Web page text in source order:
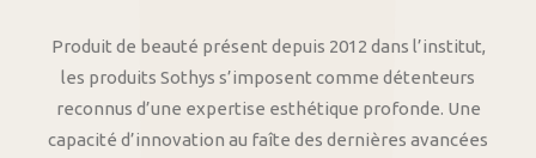
Produit de beauté présent depuis 2012 dans l’institut,
les produits Sothys s’imposent comme détenteurs
reconnus d’une expertise esthétique profonde. Une
capacité d’innovation au faîte des dernières avancées